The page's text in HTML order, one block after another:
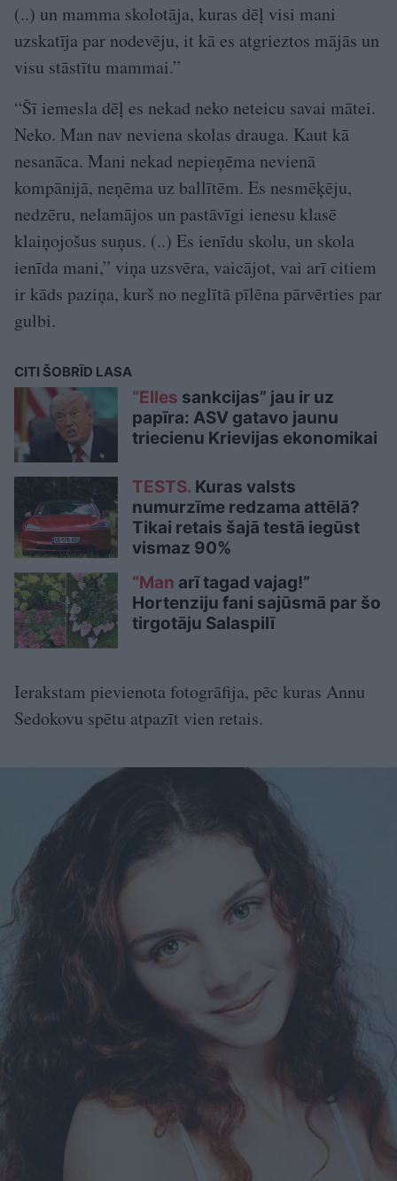
(..) un mamma skolotāja, kuras dēļ visi mani
uzskatīja par nodevēju, it kā es atgrieztos mājās un
visu stāstītu mammai.”
“Šī iemesla dēļ es nekad neko neteicu savai mātei.
Neko. Man nav neviena skolas drauga. Kaut kā
nesanāca. Mani nekad nepieņēma nevienā
kompānijā, neņēma uz ballītēm. Es nesmēķēju,
nedzēru, nelamājos un pastāvīgi ienesu klasē
klaiņojošus suņus. (..) Es ienīdu skolu, un skola
ienīda mani,” viņa uzsvēra, vaicājot, vai arī citiem
ir kāds paziņa, kurš no neglītā pīlēna pārvērties par
gulbi.
CITI ŠOBRĪD LASA
“Elles sankcijas” jau ir uz
papīra: ASV gatavo jaunu
triecienu Krievijas ekonomikai
TESTS. Kuras valsts
numurzīme redzama attēlā?
Tikai retais šajā testā iegūst
vismaz 90%
“Man arī tagad vajag!”
Hortenziju fani sajūsmā par šo
tirgotāju Salaspilī
Ierakstam pievienota fotogrāfija, pēc kuras Annu
Sedokovu spētu atpazīt vien retais.